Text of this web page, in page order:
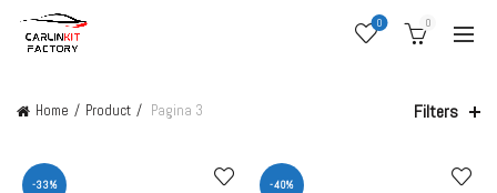
0 0
Home Product Pagina 3 Filters
-33% -40%